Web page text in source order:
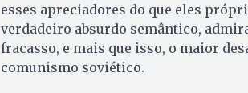
esses apreciadores do que eles
verdadeiro absurdo semântico,
fracasso, e mais que isso, o maior
comunismo soviético.